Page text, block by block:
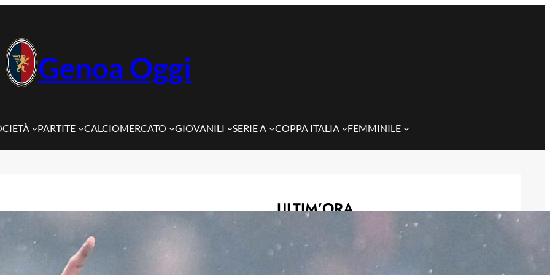
Genoa Oggi
PARTITE CALCIOMERCATO GIOVANILI SERIE A COPPA ITALIA FEMMINILE
ULTIM’ORA
Genoa, idea Dallinga per l’attacco: la
chiave è un’operazione tra Bologna e